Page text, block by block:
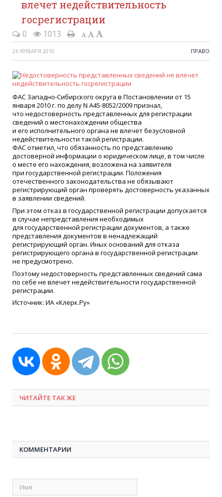
влечет недействительность
госрегистрации
0 1013
26 ЯНВАРЯ 2010 ПРАВО
ФАС Западно-Сибирского округа в Постановлении от 15
января 2010 г. по делу N А45-8052/2009 признал,
что недостоверность представленных для регистрации
сведений о местонахождении общества
и его исполнительного органа не влечет безусловной
недействительности такой регистрации.
ФАС отметил, что обязанность по представлению
достоверной информации о юридическом лице, в том числе
о месте его нахождения, возложена на заявителя
при государственной регистрации. Положения
отечественного законодательства не обязывают
регистрирующий орган проверять достоверность указанных
в заявлении сведений.
При этом отказ в государственной регистрации допускается
в случае непредставления необходимых
для государственной регистрации документов, а также
представления документов в ненадлежащий
регистрирующий орган. Иных оснований для отказа
регистрирующего органа в государственной регистрации
не предусмотрено.
Поэтому недостоверность представленных сведений сама
по себе не влечет недействительности государственной
регистрации.
Источник: ИА «Клерк.Ру»
ЧИТАЙТЕ ТАК ЖЕ
КОММЕНТАРИИ